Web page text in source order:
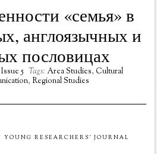
«семья» в
англоязычных и
пословицах
Issue 5 Tags: Area Studies, Cultural
, Regional Studies
RESEARCHERS' JOURNAL